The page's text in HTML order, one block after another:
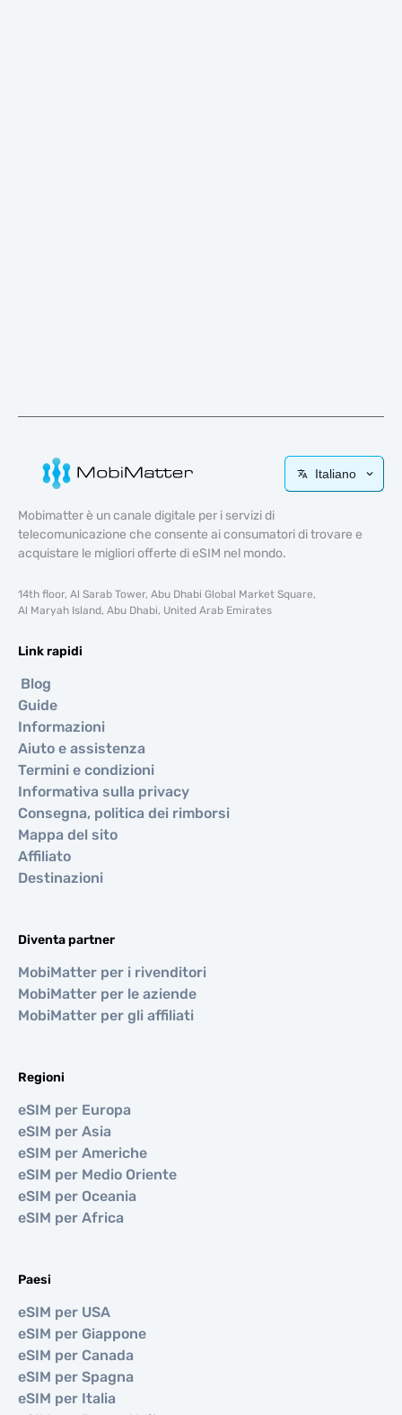
Italiano
Mobimatter è un canale digitale per i servizi di
telecomunicazione che consente ai consumatori di trovare e
acquistare le migliori offerte di eSIM nel mondo.
14th floor, Al Sarab Tower, Abu Dhabi Global Market Square,
Al Maryah Island, Abu Dhabi, United Arab Emirates
Link rapidi
Blog
Guide
Informazioni
Aiuto e assistenza
Termini e condizioni
Informativa sulla privacy
Consegna, politica dei rimborsi
Mappa del sito
Affiliato
Destinazioni
Diventa partner
MobiMatter per i rivenditori
MobiMatter per le aziende
MobiMatter per gli affiliati
Regioni
eSIM per Europa
eSIM per Asia
eSIM per Americhe
eSIM per Medio Oriente
eSIM per Oceania
eSIM per Africa
Paesi
eSIM per USA
eSIM per Giappone
eSIM per Canada
eSIM per Spagna
eSIM per Italia